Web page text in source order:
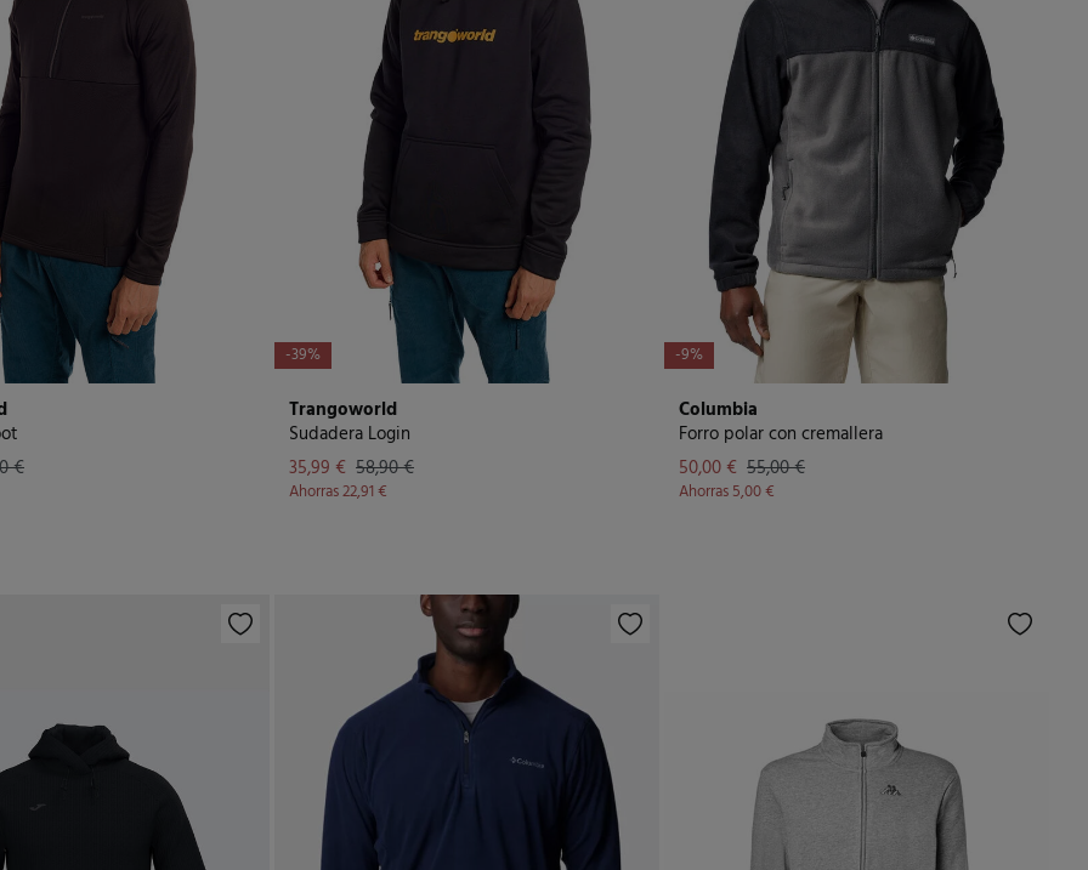
€
-39%
Trangoworld
Sudadera Login
35,99 € 58,90 €
Ahorras22,91 €
-9%
Columbia
Forro polar con cremallera
50,00 € 55,00 €
Ahorras5,00 €